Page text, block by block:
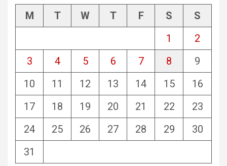
M
T W T F S
S
1
2
3
4 5 6 7 8
9
10
11 12 13 14 15
16
17
18 19 20 21 22
23
24
25 26 27 28 29
30
31